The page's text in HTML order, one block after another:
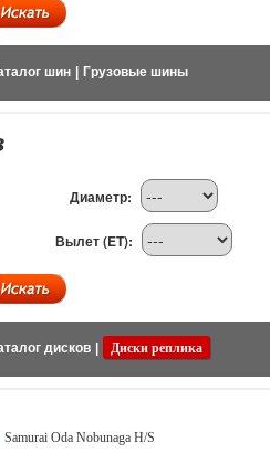
шин Грузовые шины
Диаметр:
Вылет (ET):
дисков Диски реплика
Samurai Oda Nobunaga H/S